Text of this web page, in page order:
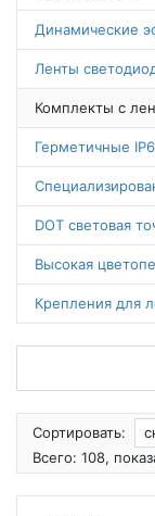
Динамические
Ленты
Комплекты с
Герметичные
DOT световая
Высокая
Крепления для
Сортировать:
Всего: 108,